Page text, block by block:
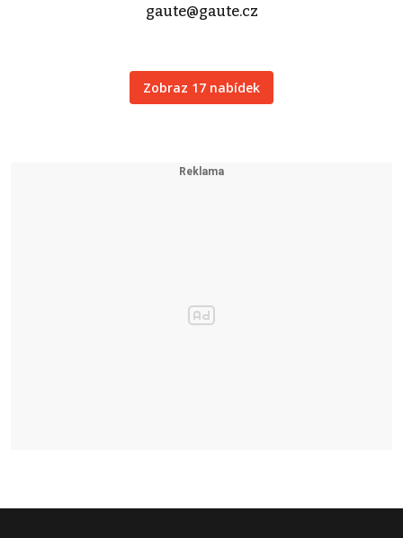
gaute@gaute.cz
Zobraz 17 nabídek